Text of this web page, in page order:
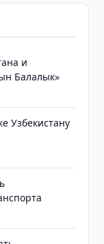
и
Балалык»
Узбекистану